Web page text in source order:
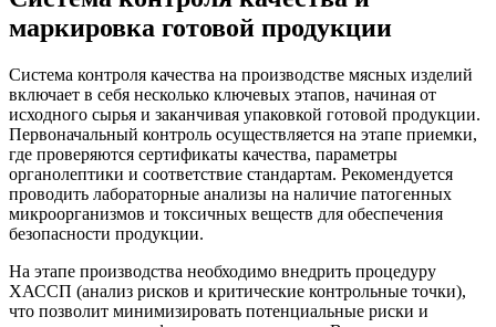
маркировка готовой продукции
Система контроля качества на производстве мясных изделий
включает в себя несколько ключевых этапов, начиная от
исходного сырья и заканчивая упаковкой готовой продукции.
Первоначальный контроль осуществляется на этапе приемки,
где проверяются сертификаты качества, параметры
органолептики и соответствие стандартам. Рекомендуется
проводить лабораторные анализы на наличие патогенных
микроорганизмов и токсичных веществ для обеспечения
безопасности продукции.
На этапе производства необходимо внедрить процедуру
ХАССП (анализ рисков и критические контрольные точки),
что позволит минимизировать потенциальные риски и